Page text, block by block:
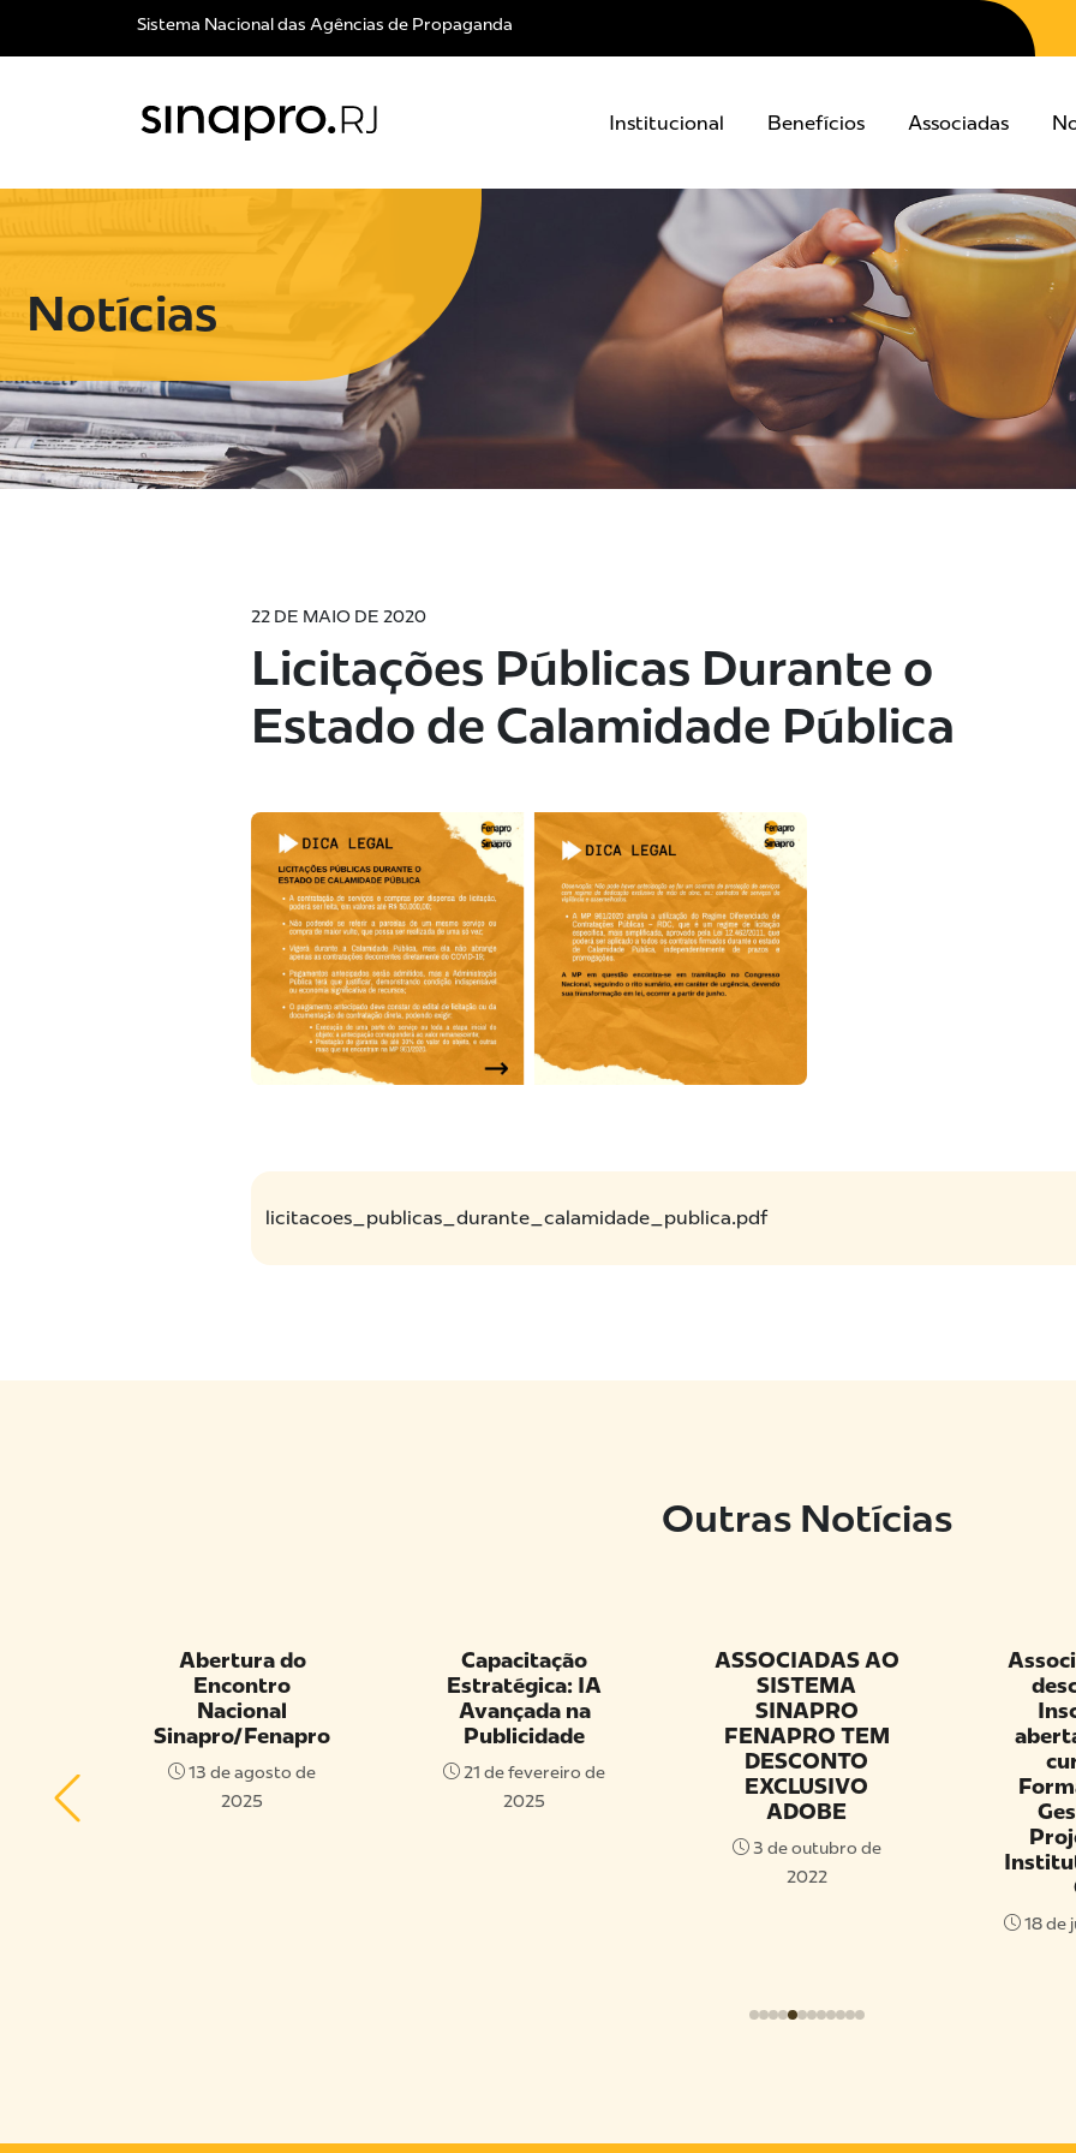
Sistema Nacional das Agências de Propaganda
Institucional Benefícios Associadas
Notícias
22 DE MAIO DE 2020
Licitações Públicas Durante o
Estado de Calamidade Pública
licitacoes_publicas_durante_calamidade_publica.pdf
Outras Notícias
Abertura do
Encontro
Nacional
Sinapro/Fenapro
13 de agosto de
Capacitação
Estratégica: IA
Avançada na
Publicidade
21 de fevereiro de
ASSOCIADAS AO
SISTEMA
SINAPRO
FENAPRO TEM
DESCONTO
EXCLUSIVO
ADOBE
3 de outubro de
Associadas
desconto
abertas
curso de
Formação
Gestão
Projetos
Instituto
18 de julho de